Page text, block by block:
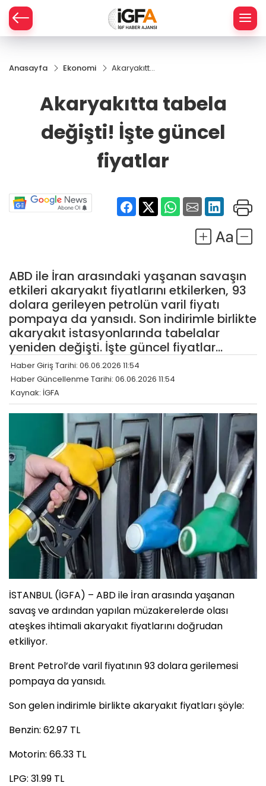
Anasayfa Ekonomi
Akaryakıtta
İşte güncel
Akaryakıtta tabela
değişti! İşte güncel
fiyatlar
ABD ile İran arasındaki yaşanan savaşın
etkileri akaryakıt fiyatlarını etkilerken, 93
dolara gerileyen petrolün varil fiyatı
pompaya da yansıdı. Son indirimle birlikte
akaryakıt istasyonlarında tabelalar
yeniden değişti. İşte güncel fiyatlar…
Haber Giriş Tarihi: 06.06.2026 11:54
Haber Güncellenme Tarihi: 06.06.2026 11:54
Kaynak: İGFA
İSTANBUL (İGFA) – ABD ile İran arasında yaşanan
savaş ve ardından yapılan müzakerelerde olası
ateşkes ihtimali akaryakıt fiyatlarını doğrudan
etkiliyor.
Brent Petrol’de varil fiyatının 93 dolara gerilemesi
pompaya da yansıdı.
Son gelen indirimle birlikte akaryakıt fiyatları şöyle:
Benzin: 62.97 TL
Motorin: 66.33 TL
LPG: 31.99 TL